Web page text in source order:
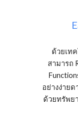
ด้วยเท
สามารถ
อย่างง่าย
ด้วยทรัพย